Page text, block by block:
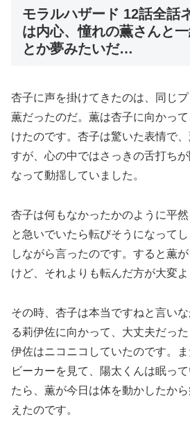
モラルハザード 12話全話
は内心、憧れの薫さんと
とか夢みたいだ…
杏子に声を掛けてきたのは、同じ
薫だったのだ。薫は杏子に向かっ
けたのです。杏子は驚いた表情で
すが、心の中ではさっきの舌打ち
なって動揺していました。
杏子は何もなかったかのように平
と急いでいたら転びそうになって
しながら言ったのです。すると薫
けど、それよりも転んだ方が大変よ
その時、杏子は本当ですねと言い
る莉伊佐に向かって、大丈夫だっ
伊佐はニコニコしていたのです。
ビーカーを見て、陽太くんは眠っ
たら、薫が今日は体を動かしたか
えたのです。